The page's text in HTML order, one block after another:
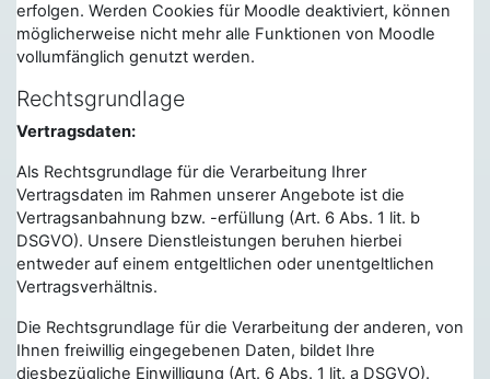
erfolgen. Werden Cookies für Moodle deaktiviert, können
möglicherweise nicht mehr alle Funktionen von Moodle
vollumfänglich genutzt werden.
Rechtsgrundlage
Vertragsdaten:
Als Rechtsgrundlage für die Verarbeitung Ihrer
Vertragsdaten im Rahmen unserer Angebote ist die
Vertragsanbahnung bzw. -erfüllung (Art. 6 Abs. 1 lit. b
DSGVO). Unsere Dienstleistungen beruhen hierbei
entweder auf einem entgeltlichen oder unentgeltlichen
Vertragsverhältnis.
Die Rechtsgrundlage für die Verarbeitung der anderen, von
Ihnen freiwillig eingegebenen Daten, bildet Ihre
diesbezügliche Einwilligung (Art. 6 Abs. 1 lit. a DSGVO).